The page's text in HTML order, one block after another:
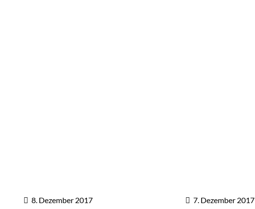
8. Dezember 2017 7. Dezember 2017